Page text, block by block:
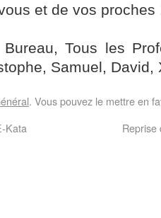
et de vos proches
Tous les
Samuel, David,
. Vous pouvez le mettre en
Kata